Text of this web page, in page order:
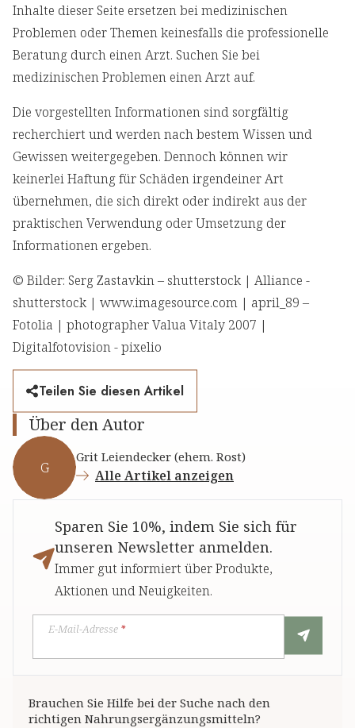
Inhalte dieser Seite ersetzen bei medizinischen
Problemen oder Themen keinesfalls die professionelle
Beratung durch einen Arzt. Suchen Sie bei
medizinischen Problemen einen Arzt auf.
Die vorgestellten Informationen sind sorgfältig
recherchiert und werden nach bestem Wissen und
Gewissen weitergegeben. Dennoch können wir
keinerlei Haftung für Schäden irgendeiner Art
übernehmen, die sich direkt oder indirekt aus der
praktischen Verwendung oder Umsetzung der
Informationen ergeben.
© Bilder: Serg Zastavkin – shutterstock | Alliance -
shutterstock | www.imagesource.com | april_89 –
Fotolia | photographer Valua Vitaly 2007 |
Digitalfotovision - pixelio
Teilen Sie diesen Artikel
Über den Autor
G
Grit Leiendecker (ehem. Rost)
Alle Artikel anzeigen
Sparen Sie 10%, indem Sie sich für
unseren Newsletter anmelden.
Immer gut informiert über Produkte,
Aktionen und Neuigkeiten.
E-Mail-Adresse *
Brauchen Sie Hilfe bei der Suche nach den
richtigen Nahrungsergänzungsmitteln?